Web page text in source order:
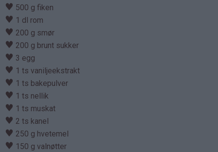
♥ 500 g fiken
♥ 1 dl rom
♥ 200 g smør
♥ 200 g brunt sukker
♥ 3 egg
♥ 1 ts vaniljeekstrakt
♥ 1 ts bakepulver
♥ 1 ts nellik
♥ 1 ts muskat
♥ 2 ts kanel
♥ 250 g hvetemel
♥ 150 g valnøtter